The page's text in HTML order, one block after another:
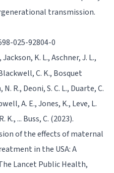
transmission.
025-92804-0
K. L., Aschner, J. L.,
C. K., Bosquet
R., Deoni, S. C. L., Duarte, C.
A. E., Jones, K., Leve, L.
K., ... Buss, C. (2023).
of the effects of maternal
in the USA: A
Lancet Public Health,